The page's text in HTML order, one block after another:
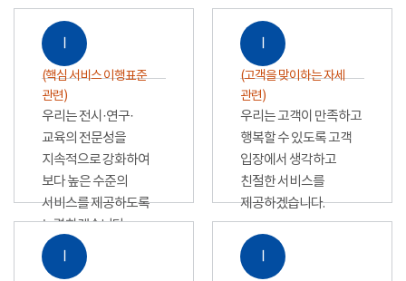
Ⅰ
(핵심 서비스 이행표준
관련)
우리는 전시·연구·
교육의 전문성을
지속적으로 강화하여
보다 높은 수준의
서비스를 제공하도록
노력하겠습니다.
Ⅰ
(고객을 맞이하는 자세
관련)
우리는 고객이 만족하고
행복할 수 있도록 고객
입장에서 생각하고
친절한 서비스를
제공하겠습니다.
Ⅰ Ⅰ